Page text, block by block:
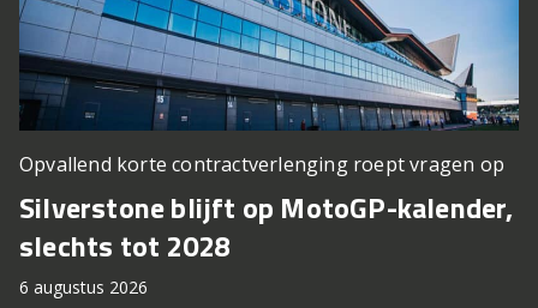
Opvallend korte contractverlenging roept vragen op
Silverstone blijft op MotoGP-kalender,
slechts tot 2028
6 augustus 2026